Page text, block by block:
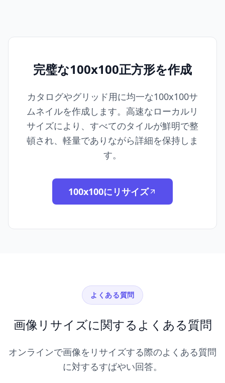
完璧な100x100正方形を作成
カタログやグリッド用に均一な100x100サ
ムネイルを作成します。高速なローカルリ
サイズにより、すべてのタイルが鮮明で整
頓され、軽量でありながら詳細を保持しま
す。
100x100にリサイズ
よくある質問
画像リサイズに関するよくある質問
オンラインで画像をリサイズする際のよくある質問
に対するすばやい回答。